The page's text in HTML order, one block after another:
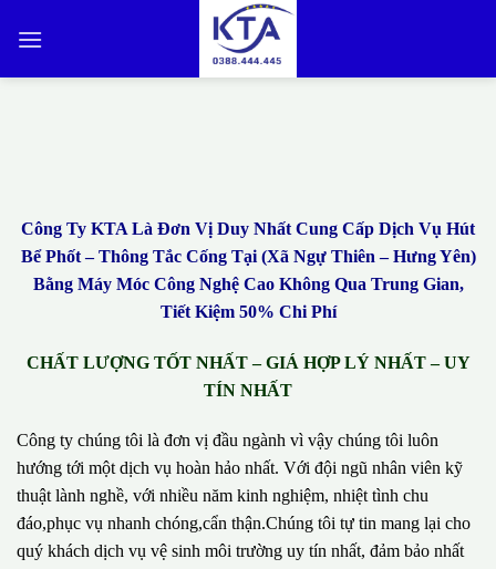
qua
Công Ty KTA Là Đơn Vị Duy Nhất Cung Cấp Dịch Vụ Hút
Bể Phốt – Thông Tắc Cống Tại (Xã Ngự Thiên – Hưng Yên)
Bằng Máy Móc Công Nghệ Cao Không Qua Trung Gian,
Tiết Kiệm 50% Chi Phí
CHẤT LƯỢNG TỐT NHẤT – GIÁ HỢP LÝ NHẤT – UY
TÍN NHẤT
Công ty chúng tôi là đơn vị đầu ngành vì vậy chúng tôi luôn
hướng tới một dịch vụ hoàn hảo nhất. Với đội ngũ nhân viên kỹ
thuật lành nghề, với nhiều năm kinh nghiệm, nhiệt tình chu
đáo,phục vụ nhanh chóng,cẩn thận.Chúng tôi tự tin mang lại cho
quý khách dịch vụ vệ sinh môi trường uy tín nhất, đảm bảo nhất